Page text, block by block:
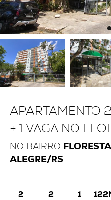
APARTAMENTO
+ 1 VAGA NO
NO BAIRRO FLORESTA
ALEGRE/RS
2 2 1